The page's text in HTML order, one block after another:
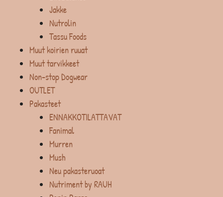
Jakke
Nutrolin
Tassu Foods
Muut koirien ruuat
Muut tarvikkeet
Non-stop Dogwear
OUTLET
Pakasteet
ENNAKKOTILATTAVAT
Fanimal
Murren
Mush
Neu pakasteruoat
Nutriment by RAUH